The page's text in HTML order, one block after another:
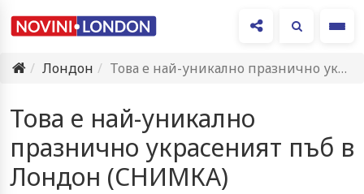
Лондон
Това е най-уникално празнично украсеният пъб в Лондон (СНИМКА)
Това е най-уникално
празнично украсеният пъб в
Лондон (СНИМКА)